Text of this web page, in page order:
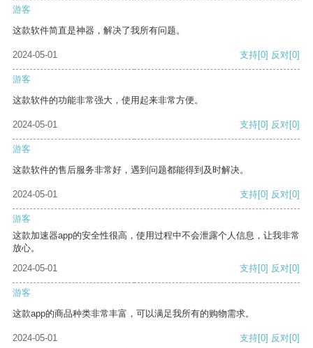
游客
这款软件简直是神器，解决了我所有问题。
2024-05-01 支持[0] 反对[0]
游客
这款软件的功能非常强大，使用起来非常方便。
2024-05-01 支持[0] 反对[0]
游客
这款软件的售后服务非常好，遇到问题都能得到及时解决。
2024-05-01 支持[0] 反对[0]
游客
这款加速器app的安全性很高，使用过程中不会泄露个人信息，让我非常
放心。
2024-05-01
支持[0] 反对[0]
游客
这款app的商品种类非常丰富，可以满足我所有的购物需求。
2024-05-01 支持[0] 反对[0]